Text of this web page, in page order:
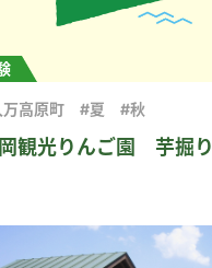
観光りんご園 芋掘り
高原町 #夏 #秋